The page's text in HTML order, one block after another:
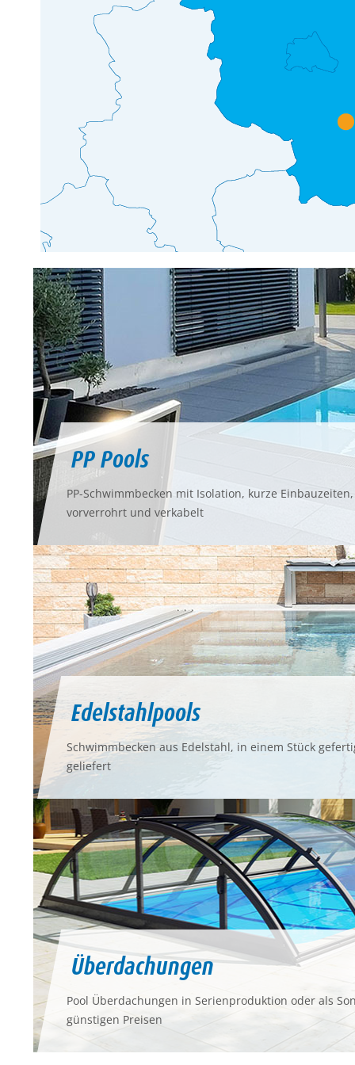
PP Pools
PP-Schwimmbecken mit Isolation, kurze Einbauzeiten,
vorverrohrt und verkabelt
Edelstahlpools
Schwimmbecken aus Edelstahl, in einem Stück
geliefert
Überdachungen
Pool Überdachungen in Serienproduktion oder als
günstigen Preisen